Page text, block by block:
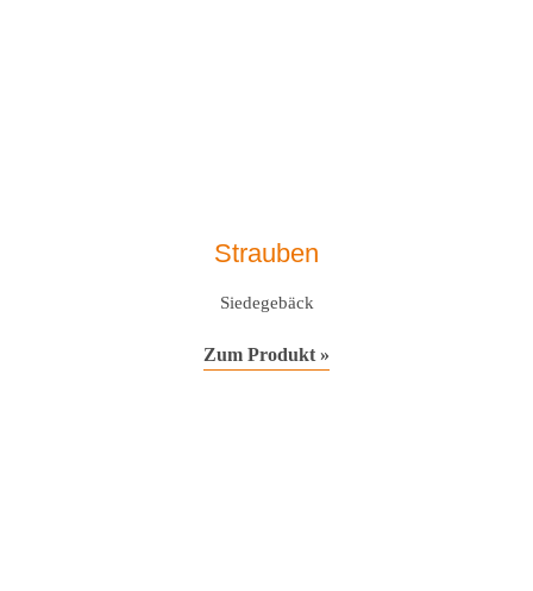
Strauben
Siedegebäck
Zum Produkt »